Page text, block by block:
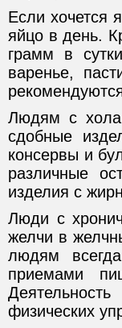
Если хочется
яйцо в день.
грамм в
варенье,
Людям с
сдобные
консервы и
различные
изделия с
Люди с
желчи в
людям
приемами
физических